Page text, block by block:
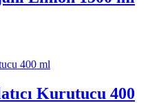
Kurutucu 400